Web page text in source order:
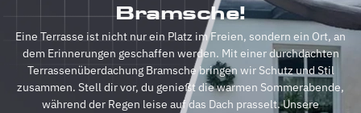
Bramsche!
Eine Terrasse ist nicht nur ein Platz im Freien, sondern ein Ort, an
dem Erinnerungen geschaffen werden. Mit einer durchdachten
Terrassenüberdachung Bramsche bringen wir Schutz und Stil
zusammen. Stell dir vor, du genießt die warmen Sommerabende,
während der Regen leise auf das Dach prasselt. Unsere